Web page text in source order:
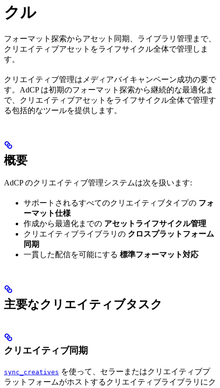
クル
フォーマット探索からアセット同期、ライブラリ管理まで、
クリエイティブアセットをライフサイクル全体で管理しま
す。
クリエイティブ管理はメディアバイキャンペーン成功の要で
す。AdCP は初期のフォーマット探索から継続的な最適化ま
で、クリエイティブアセットをライフサイクル全体で管理す
る包括的なツールを提供します。
概要
AdCP のクリエイティブ管理システムは次を扱います:
サポートされるすべてのクリエイティブタイプの フォ
ーマット仕様
作成から最適化までの アセットライフサイクル管理
クリエイティブライブラリの クロスプラットフォーム
同期
一貫した配信を可能にする 標準フォーマット対応
主要なクリエイティブタスク
クリエイティブ同期
sync_creatives を使って、セラーまたはクリエイティブプ
ラットフォームがホストするクリエイティブライブラリにク